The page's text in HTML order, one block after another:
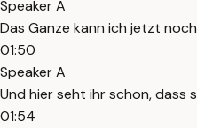
Speaker A
Das Ganze kann ich jetzt
01:50
Speaker A
Und hier seht ihr schon, dass
01:54